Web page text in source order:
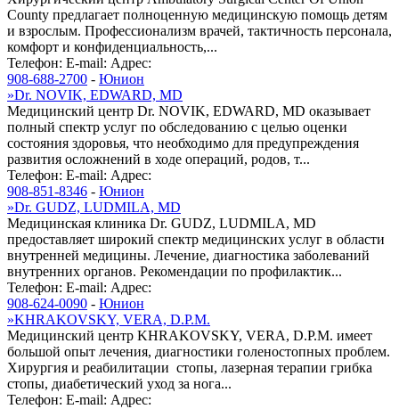
County предлагает полноценную медицинскую помощь детям
и взрослым. Профессионализм врачей, тактичность персонала,
комфорт и конфиденциальность,...
Телефон: E-mail: Адрес:
908-688-2700 - Юнион
»Dr. NOVIK, EDWARD, MD
Медицинский центр Dr. NOVIK, EDWARD, MD оказывает
полный спектр услуг по обследованию с целью оценки
состояния здоровья, что необходимо для предупреждения
развития осложнений в ходе операций, родов, т...
Телефон: E-mail: Адрес:
908-851-8346 - Юнион
»Dr. GUDZ, LUDMILA, MD
Медицинская клиника Dr. GUDZ, LUDMILA, MD
предоставляет широкий спектр медицинских услуг в области
внутренней медицины. Лечение, диагностика заболеваний
внутренних органов. Рекомендации по профилактик...
Телефон: E-mail: Адрес:
908-624-0090 - Юнион
»KHRAKOVSKY, VERA, D.P.M.
Медицинский центр KHRAKOVSKY, VERA, D.P.M. имеет
большой опыт лечения, диагностики голеностопных проблем.
Хирургия и реабилитации стопы, лазерная терапии грибка
стопы, диабетический уход за нога...
Телефон: E-mail: Адрес: